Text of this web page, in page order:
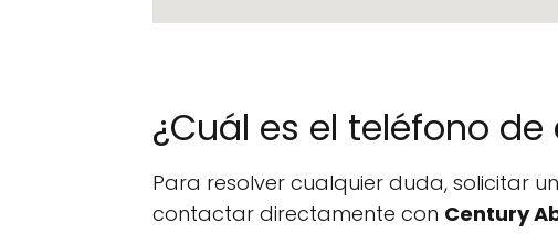
¿Cuál es el teléfono
Para resolver cualquier duda, solicitar
contactar directamente con Century